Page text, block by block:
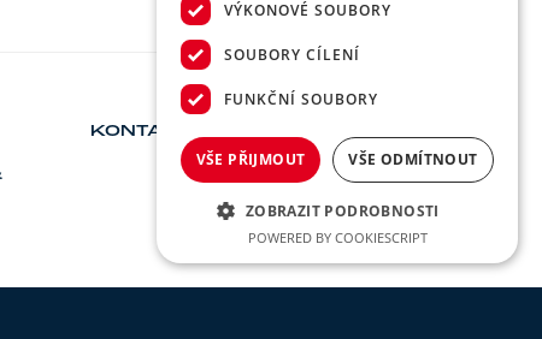
KONTAKT
VÝKONOVÉ SOUBORY
SOUBORY CÍLENÍ
FUNKČNÍ SOUBORY
VŠE PŘIJMOUT VŠE ODMÍTNOUT
ZOBRAZIT PODROBNOSTI
POWERED BY COOKIESCRIPT